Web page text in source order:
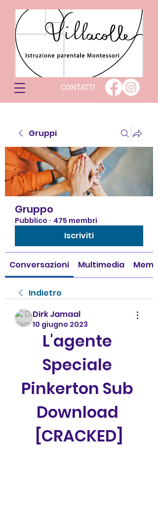
CONTATTI
Gruppi
Gruppo
Pubblico · 475 membri
Iscriviti
Conversazioni Multimedia
Indietro
Dirk Jamaal
10 giugno 2023
L'agente
Speciale
Pinkerton Sub
Download
[CRACKED]